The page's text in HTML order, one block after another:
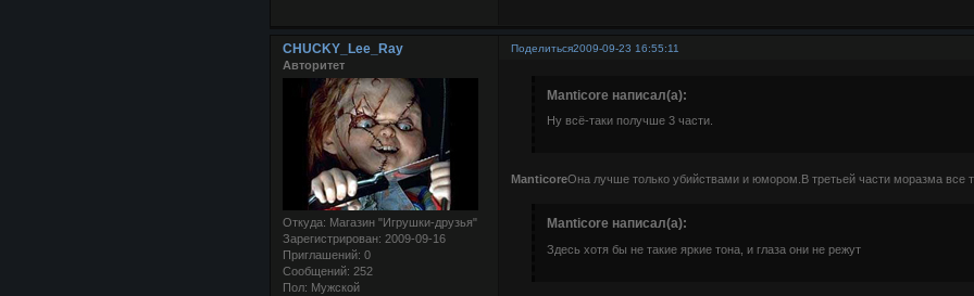
Поделиться2009-09-23 16:55:11
CHUCKY_Lee_Ray
Авторитет
Откуда: Магазин "Игрушки-друзья"
Зарегистрирован: 2009-09-16
Приглашений: 0
Сообщений: 252
Пол: Мужской
Manticore написал(а):
Ну всё-таки получше 3 части.
ManticoreОна лучше только убийствами и юмором.В третьей части моразма все
Manticore написал(а):
Здесь хотя бы не такие яркие тона, и глаза они не режут